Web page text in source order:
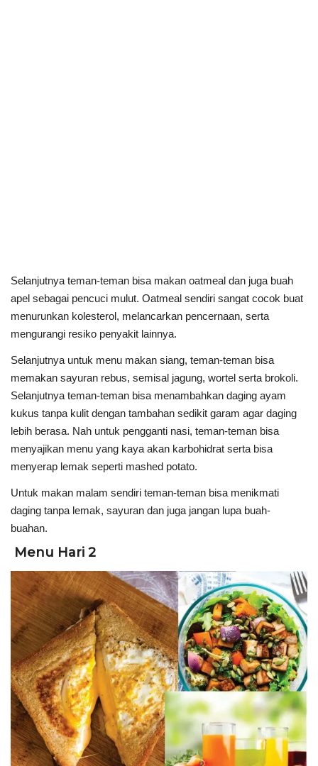
Selanjutnya teman-teman bisa makan oatmeal dan juga buah
apel sebagai pencuci mulut. Oatmeal sendiri sangat cocok buat
menurunkan kolesterol, melancarkan pencernaan, serta
mengurangi resiko penyakit lainnya.
Selanjutnya untuk menu makan siang, teman-teman bisa
memakan sayuran rebus, semisal jagung, wortel serta brokoli.
Selanjutnya teman-teman bisa menambahkan daging ayam
kukus tanpa kulit dengan tambahan sedikit garam agar daging
lebih berasa. Nah untuk pengganti nasi, teman-teman bisa
menyajikan menu yang kaya akan karbohidrat serta bisa
menyerap lemak seperti mashed potato.
Untuk makan malam sendiri teman-teman bisa menikmati
daging tanpa lemak, sayuran dan juga jangan lupa buah-
buahan.
Menu Hari 2